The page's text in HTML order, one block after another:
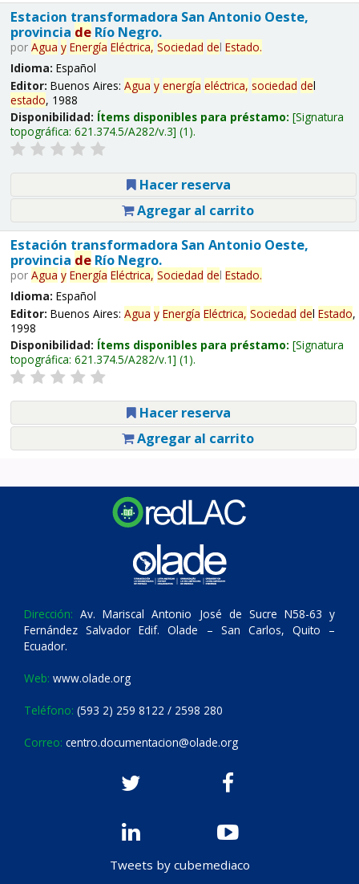
Estacion transformadora San Antonio Oeste,
provincia deRío Negro.
por Agua y Energía Eléctrica, Sociedad del Estado.
Idioma: Español
Editor: Buenos Aires: Agua y energía eléctrica, sociedad del
estado, 1988
Disponibilidad: Ítems disponibles para préstamo: Signatura
topográfica: 621.374.5/A282/v.3 (1).
Hacer reserva
Agregar al carrito
Estación transformadora San Antonio Oeste,
provincia deRío Negro.
por Agua y Energía Eléctrica, Sociedad del Estado.
Idioma: Español
Editor: Buenos Aires: Agua y Energía Eléctrica, Sociedad del Estado,
1998
Disponibilidad: Ítems disponibles para préstamo: Signatura
topográfica: 621.374.5/A282/v.1 (1).
Hacer reserva
Agregar al carrito
Dirección: Av. Mariscal Antonio José de Sucre N58-63 y
Fernández Salvador Edif. Olade – San Carlos, Quito –
Ecuador.
Web: www.olade.org
Teléfono: (593 2) 259 8122 / 2598 280
Correo: centro.documentacion@olade.org
Tweets by cubemediaco